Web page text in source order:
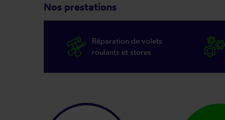
Nos prestations
Réparation de volets
roulants et stores